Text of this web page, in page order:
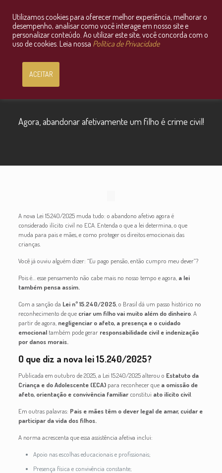
Consultoria Jurídica OnLine
Agora, abandonar afetivamente um filho é crime civil!
A nova Lei 15.240/2025 muda tudo: o abandono afetivo agora é
considerado ilícito civil no ECA. Entenda o que a lei determina, o que
muda para pais e mães, e como proteger os direitos emocionais das
crianças.
Você já ouviu alguém dizer: “Eu pago pensão, então cumpro meu dever”?
Pois é… esse pensamento não cabe mais no nosso tempo e agora, a lei
também pensa assim.
Com a sanção da Lei nº 15.240/2025 , o Brasil dá um passo histórico no
reconhecimento de que criar um filho vai muito além do dinheiro . A
partir de agora, negligenciar o afeto, a presença e o cuidado
emocional também pode gerar responsabilidade civil e indenização
por danos morais.
O que diz a nova lei 15.240/2025?
Publicada em outubro de 2025, a Lei 15.240/2025 alterou o Estatuto da
Criança e do Adolescente (ECA) para reconhecer que a omissão de
afeto, orientação e convivência familiar constitui ato ilícito civil
Em outras palavras: Pais e mães têm o dever legal de amar, cuidar e
participar da vida dos filhos.
A norma acrescenta que essa assistência afetiva inclui:
Apoio nas escolhas educacionais e profissionais;
Presença física e convivência constante;
Utilizamos cookies para oferecer melhor experiência, melhorar o
desempenho, analisar como você interage em nosso site e
personalizar conteúdo. Ao utilizar este site, você concorda com o
uso de cookies. Leia nossa Política de Privacidade
ACEITAR